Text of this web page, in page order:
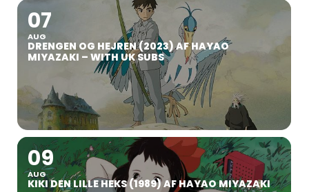
07
AUG
DRENGEN OG HEJREN (2023) AF HAYAO
MIYAZAKI – WITH UK SUBS
09
AUG
KIKI DEN LILLE HEKS (1989) AF HAYAO MIYAZAKI